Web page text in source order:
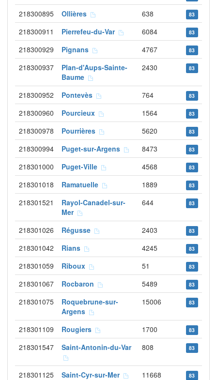
218300895
Ollières 638 83
218300911 Pierrefeu-du-Var 6084 83
218300929 Pignans 4767 83
218300937
Plan-d'Aups-Sainte-
Baume
2430 83
218300952 Pontevès 764 83
218300960 Pourcieux 1564 83
218300978 Pourrières 5620 83
218300994 Puget-sur-Argens 8473 83
218301000 Puget-Ville 4568 83
218301018 Ramatuelle 1889 83
218301521
Rayol-Canadel-sur-
Mer
644 83
218301026 Régusse 2403 83
218301042 Rians 4245 83
218301059 Riboux 51 83
218301067 Rocbaron 5489 83
218301075
Roquebrune-sur-
Argens
15006 83
218301109 Rougiers 1700 83
218301547 Saint-Antonin-du-Var 808 83
218301125 Saint-Cyr-sur-Mer 11668 83